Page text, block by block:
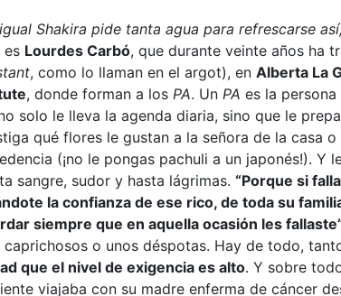
Shakira pide tanta agua para refrescarse
es Lourdes Carbó, que durante veinte años ha
, como lo llaman en el argot), en Alberta La
, donde forman a los PA. Un PA es la
solo le lleva la agenda diaria, sino que le
qué flores le gustan a la señora de la casa
(¡no le pongas pachuli a un japonés!). Y
sangre, sudor y hasta lágrimas. “Porque si
la confianza de ese rico, de toda su
siempre que en aquella ocasión les
caprichosos o unos déspotas. Hay de todo,
que el nivel de exigencia es alto. Y sobre
viajaba con su madre enferma de cáncer